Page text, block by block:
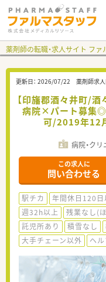
薬剤師の転職・求人サイト ファ
更新日： 2026/07/22 薬剤師求人
【印旛郡酒々井町/
病院×パート募集
可/2019年12
病院・ク
この求人に
問い合わせる
駅チカ 年間休日120日
週32h以上
残業なし(
託児所あり
積雪なし
大手チェーン以外
ヘ